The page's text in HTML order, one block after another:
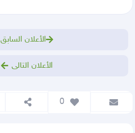
الأعلان السابق
الأعلان التالى